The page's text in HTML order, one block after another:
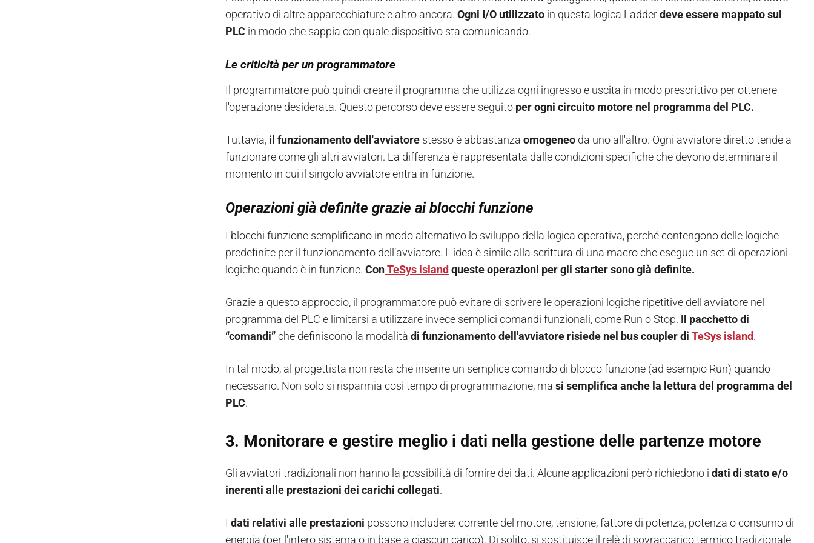
operativo di altre apparecchiature e altro ancora. Ogni I/O utilizzato in questa logica Ladderdeve essere mappato sul
PLC in modo che sappia con quale dispositivo sta comunicando.
Le criticità per un programmatore
Il programmatore può quindi creare il programma che utilizza ogni ingresso e uscita in modo prescrittivo per ottenere
l'operazione desiderata. Questo percorso deve essere seguito per ogni circuito motore nel programma del PLC.
Tuttavia, il funzionamento dell'avviatore stesso è abbastanza omogeneo da uno all'altro. Ogni avviatore diretto tende a
funzionare come gli altri avviatori. La differenza è rappresentata dalle condizioni specifiche che devono determinare il
momento in cui il singolo avviatore entra in funzione.
Operazioni già definite grazie ai blocchi funzione
I blocchi funzione semplificano in modo alternativo lo sviluppo della logica operativa, perché contengono delle logiche
predefinite per il funzionamento dell’avviatore. L'idea è simile alla scrittura di una macro che esegue un set di operazioni
logiche quando è in funzione. ConTeSys island queste operazioni per gli starter sono già definite.
Grazie a questo approccio, il programmatore può evitare di scrivere le operazioni logiche ripetitive dell'avviatore nel
programma del PLC e limitarsi a utilizzare invece semplici comandi funzionali, come Run o Stop. Il pacchetto di
“comandi”che definiscono la modalità di funzionamento dell'avviatore risiede nel bus coupler di TeSys island.
In tal modo, al progettista non resta che inserire un semplice comando di blocco funzione (ad esempio Run) quando
necessario. Non solo si risparmia così tempo di programmazione, ma si semplifica anche la lettura del programma del
PLC.
3. Monitorare e gestire meglio i dati nella gestione delle partenze motore
Gli avviatori tradizionali non hanno la possibilità di fornire dei dati. Alcune applicazioni però richiedono i dati di stato e/o
inerenti alle prestazioni dei carichi collegati.
I dati relativi alle prestazioni possono includere: corrente del motore, tensione, fattore di potenza, potenza o consumo di
energia (per l'intero sistema o in base a ciascun carico). Di solito, si sostituisce il relè di sovraccarico termico tradizionale